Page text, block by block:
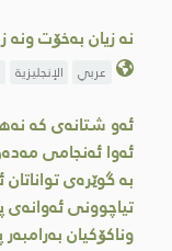
نە زيان بەخۆت ونە
عربي الإنجليزية
ئەو شتانەی کە
ئەوا ئەنجامی
بە گوێرەی
تیاچوونی
وناکۆکیان